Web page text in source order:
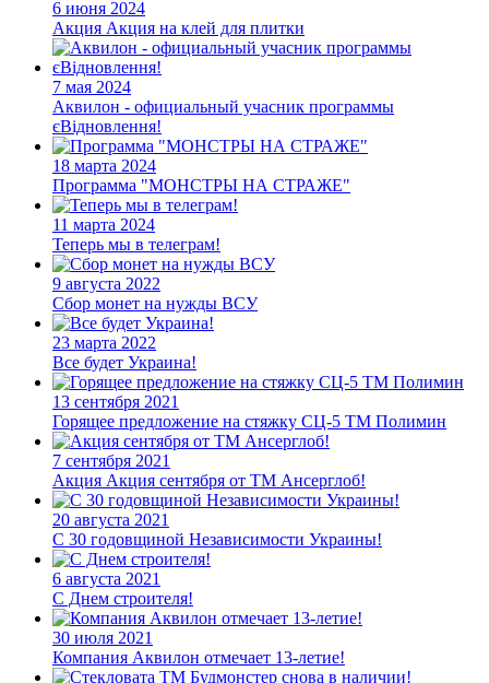
6 июня 2024
Акция Акция на клей для плитки
7 мая 2024
Аквилон - официальный учасник программы
єВідновлення!
18 марта 2024
Программа "МОНСТРЫ НА СТРАЖЕ"
11 марта 2024
Теперь мы в телеграм!
9 августа 2022
Сбор монет на нужды ВСУ
23 марта 2022
Все будет Украина!
13 сентября 2021
Горящее предложение на стяжку СЦ-5 ТМ Полимин
7 сентября 2021
Акция Акция сентября от ТМ Ансерглоб!
20 августа 2021
С 30 годовщиной Независимости Украины!
6 августа 2021
С Днем строителя!
30 июля 2021
Компания Аквилон отмечает 13-летие!